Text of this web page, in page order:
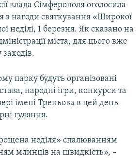
влада Сімферополя оголосила
з нагоди святкування «Широкої
неділі, 1 березня. Як сказано на
міста, для цього вже
парку будуть організовані
народні ігри, конкурси та
імені Треньова в цей день
гуляння.
неділя» спалюванням
млинців на швидкість», –